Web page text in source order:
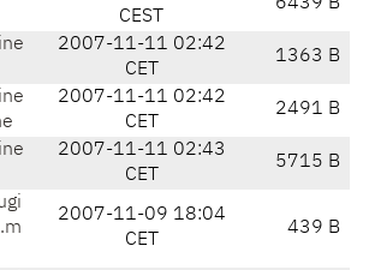
CEST
2007-11-11 02:42
CET
1363 B
2007-11-11 02:42
CET
2491 B
2007-11-11 02:43
CET
5715 B
2007-11-09 18:04
CET
439 B